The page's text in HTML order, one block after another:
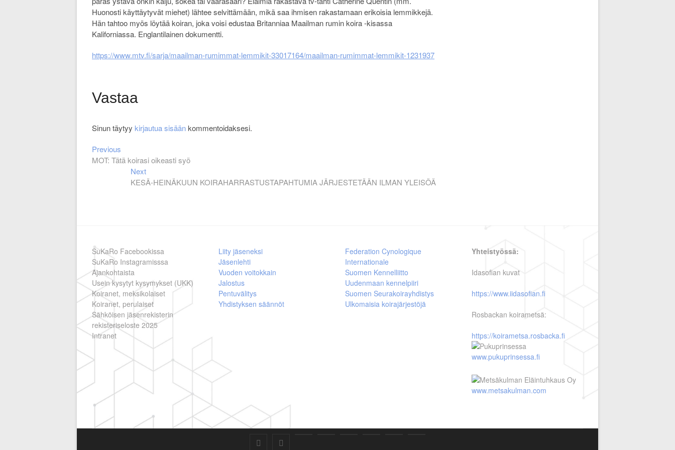
Huonosti käyttäytyvät miehet) lähtee selvittämään, mikä saa ihmisen rakastamaan erikoisia lemmikkejä.
Hän tahtoo myös löytää koiran, joka voisi edustaa Britanniaa Maailman rumin koira -kisassa
Kaliforniassa. Englantilainen dokumentti.
https://www.mtv.fi/sarja/maailman-rumimmat-lemmikit-33017164/maailman-rumimmat-lemmikit-1231937
Vastaa
Sinun täytyy kirjautua sisäänkommentoidaksesi.
Artikkelien
selaus
Previous
post:
MOT: Tätä koirasi oikeasti syö
NextNext
post:
KESÄ-HEINÄKUUN KOIRAHARRASTUSTAPAHTUMIA JÄRJESTETÄÄN ILMAN YLEISÖÄ
SuKaRo Facebookissa
SuKaRo Instagramisssa
Ajankohtaista
Usein kysytyt kysymykset (UKK)
Koiranet, meksikolaiset
Koiranet, perulaiset
Sähköisen jäsenrekisterin
rekisteriseloste 2025
Intranet
Liity jäseneksi
Jäsenlehti
Vuoden voitokkain
Jalostus
Pentuvälitys
Yhdistyksen säännöt
Federation Cynologique
Internationale
Suomen Kennelliitto
Uudenmaan kennelpiiri
Suomen Seurakoirayhdistys
Ulkomaisia koirajärjestöjä
Yhteistyössä:
Idasofian kuvat
https://www.iidasofian.fi
Rosbackan koirametsä:
https://koirametsa.rosbacka.fi
www.pukuprinsessa.fi
www.metsakulman.com
SuKaRo